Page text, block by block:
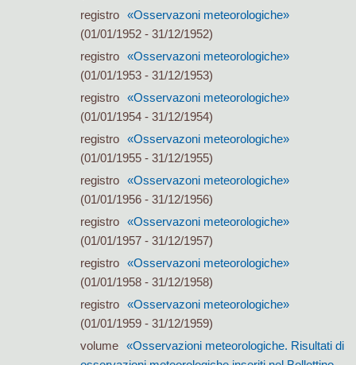
registro «Osservazoni meteorologiche»
(01/01/1952 - 31/12/1952)
registro «Osservazoni meteorologiche»
(01/01/1953 - 31/12/1953)
registro «Osservazoni meteorologiche»
(01/01/1954 - 31/12/1954)
registro «Osservazoni meteorologiche»
(01/01/1955 - 31/12/1955)
registro «Osservazoni meteorologiche»
(01/01/1956 - 31/12/1956)
registro «Osservazoni meteorologiche»
(01/01/1957 - 31/12/1957)
registro «Osservazoni meteorologiche»
(01/01/1958 - 31/12/1958)
registro «Osservazoni meteorologiche»
(01/01/1959 - 31/12/1959)
volume «Osservazioni meteorologiche. Risultati di